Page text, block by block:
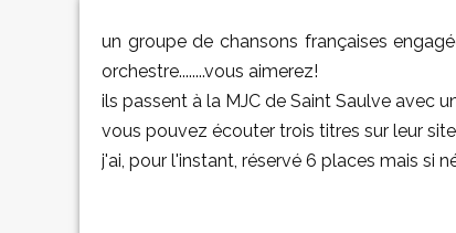
un groupe de chansons françaises
orchestre........vous aimerez!
ils passent à la MJC de Saint Saulve avec
vous pouvez écouter trois titres sur leur
j'ai, pour l'instant, réservé 6 places mais si